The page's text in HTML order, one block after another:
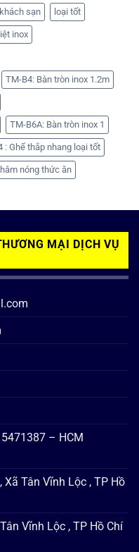
khách sạn loại tốt
inox
TM-B4: Bàn tròn inox 1.2m
TM-B6A: Bàn tròn inox 1
: Ghế thắp nhang loại tốt
nóng thức ăn
MẠI DỊCH VỤ
– HCM
Tân Vĩnh Lộc , TP Hồ
Vĩnh Lộc , TP Hồ Chí